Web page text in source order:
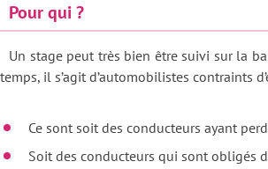
Pour qui ?
Un stage peut très bien être suivi sur la
temps, il s’agit d’automobilistes contraints
Ce sont soit des conducteurs ayant
Soit des conducteurs qui sont obligés